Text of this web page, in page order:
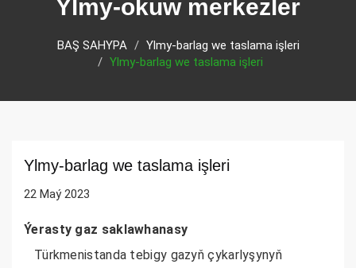
Ylmy-okuw merkezler
BAŞ SAHYPA
Ylmy-barlag we taslama işleri
Ylmy-barlag we taslama işleri
Ylmy-barlag we taslama işleri
22 Maý 2023
Ýerasty gaz saklawhanasy
Türkmenistanda tebigy gazyň çykarlyşynyň